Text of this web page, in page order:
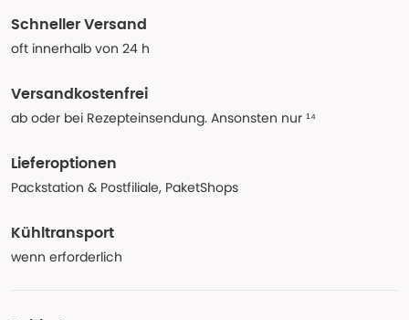
Schneller Versand
oft innerhalb von 24 h
Versandkostenfrei
ab oder bei Rezepteinsendung. Ansonsten nur ¹⁴
Lieferoptionen
Packstation & Postfiliale, PaketShops
Kühltransport
wenn erforderlich